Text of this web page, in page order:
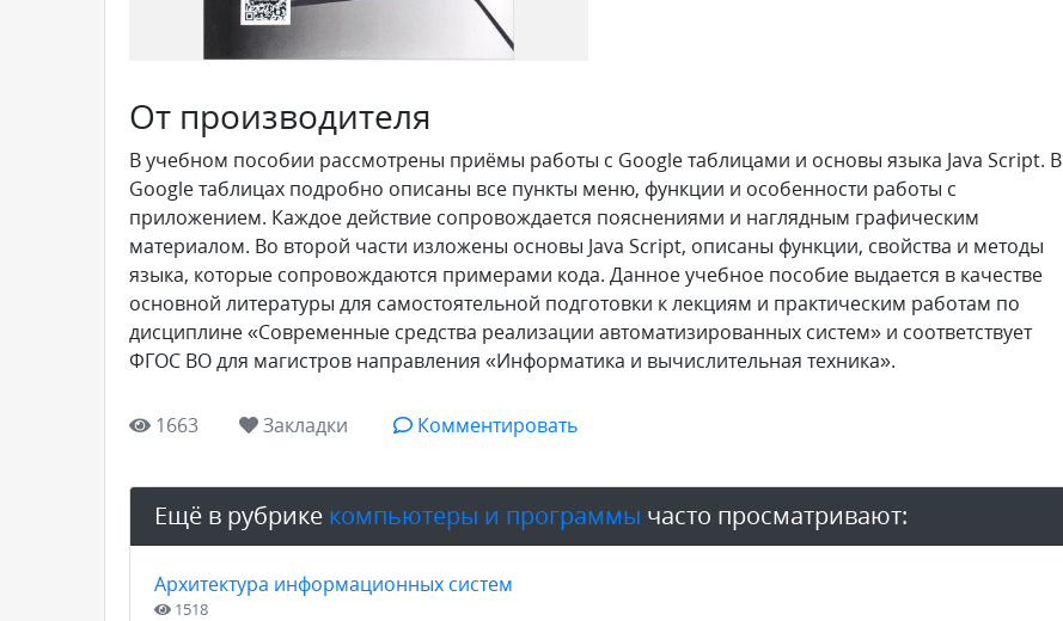
От производителя
В учебном пособии рассмотрены приёмы работы с Google таблицами и основы языка Java Script. В
Google таблицах подробно описаны все пункты меню, функции и особенности работы с
приложением. Каждое действие сопровождается пояснениями и наглядным графическим
материалом. Во второй части изложены основы Java Script, описаны функции, свойства и методы
языка, которые сопровождаются примерами кода. Данное учебное пособие выдается в качестве
основной литературы для самостоятельной подготовки к лекциям и практическим работам по
дисциплине «Современные средства реализации автоматизированных систем» и соответствует
ФГОС ВО для магистров направления «Информатика и вычислительная техника».
1663 Закладки Комментировать
Ещё в рубрике компьютеры и программы часто просматривают:
Архитектура информационных систем
1518